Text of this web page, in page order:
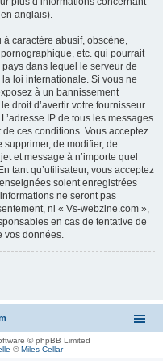
anglais).
caractère abusif, obscène,
etc. qui pourrait
dans lequel le serveur de
loi internationale. Si vous ne
à un bannissement
droit d’avertir votre fournisseur
IP de tous les messages
ces conditions. Vous acceptez
supprimer, de modifier, de
et message à n’importe quel
tant qu’utilisateur, vous acceptez
soient enregistrées
ne seront pas
ni « Vs-webzine.com »,
en cas de tentative de
vos données.
© phpBB Limited
©Miles Cellar